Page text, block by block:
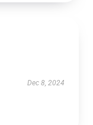
Dec 8, 2024